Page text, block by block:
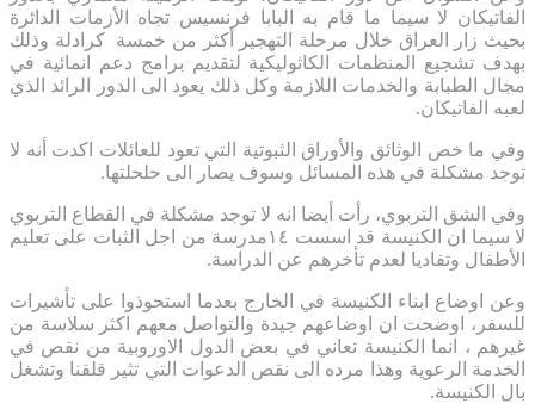
الفاتيكان لا سيما ما قام به البابا فرنسيس تجاه الأزمات الدائرة
بحيث زار العراق خلال مرحلة التهجير أكثر من خمسة كرادلة وذلك
بهدف تشجيع المنظمات الكاثوليكية لتقديم برامج دعم انمائية في
مجال الطبابة والخدمات اللازمة وكل ذلك يعود الى الدور الرائد الذي
لعبه الفاتيكان.
وفي ما خص الوثائق والأوراق الثبوتية التي تعود للعائلات اكدت أنه لا
توجد مشكلة في هذه المسائل وسوف يصار الى حلحلتها.
وفي الشق التربوي، رأت أيضا انه لا توجد مشكلة في القطاع التربوي
لا سيما ان الكنيسة قد اسست ١٤مدرسة من اجل الثبات على تعليم
الأطفال وتفاديا لعدم تأخرهم عن الدراسة.
وعن اوضاع ابناء الكنيسة في الخارج بعدما استحوذوا على تأشيرات
للسفر، اوضحت ان اوضاعهم جيدة والتواصل معهم اكثر سلاسة من
غيرهم ، انما الكنيسة تعاني في بعض الدول الاوروبية من نقص في
الخدمة الرعوية وهذا مرده الى نقص الدعوات التي تثير قلقنا وتشغل
بال الكنيسة.